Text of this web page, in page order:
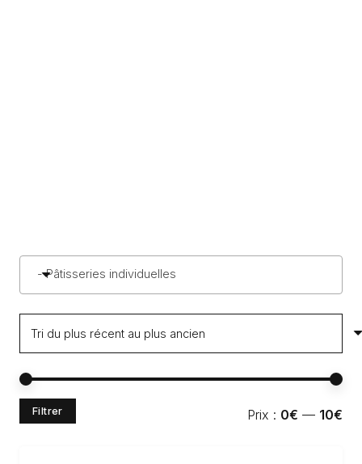
- Pâtisseries individuelles
Filtrer Prix : 0€ — 10€